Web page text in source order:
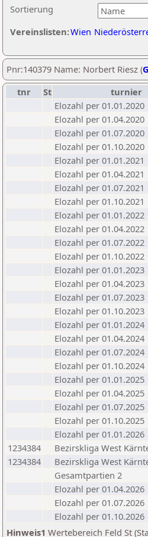
Sortierung
Vereinslisten:Wien
Pnr:140379 Name: Norbert Riesz (
tnr
St turnier
Elozahl per 01.01.2020
Elozahl per 01.04.2020
Elozahl per 01.07.2020
Elozahl per 01.10.2020
Elozahl per 01.01.2021
Elozahl per 01.04.2021
Elozahl per 01.07.2021
Elozahl per 01.10.2021
Elozahl per 01.01.2022
Elozahl per 01.04.2022
Elozahl per 01.07.2022
Elozahl per 01.10.2022
Elozahl per 01.01.2023
Elozahl per 01.04.2023
Elozahl per 01.07.2023
Elozahl per 01.10.2023
Elozahl per 01.01.2024
Elozahl per 01.04.2024
Elozahl per 01.07.2024
Elozahl per 01.10.2024
Elozahl per 01.01.2025
Elozahl per 01.04.2025
Elozahl per 01.07.2025
Elozahl per 01.10.2025
Elozahl per 01.01.2026
1234384
Bezirskliga West
1234384
Bezirskliga West
Gesamtpartien 2
Elozahl per 01.04.2026
Elozahl per 01.07.2026
Elozahl per 01.10.2026
Hinweis1 Wertebereich Feld St